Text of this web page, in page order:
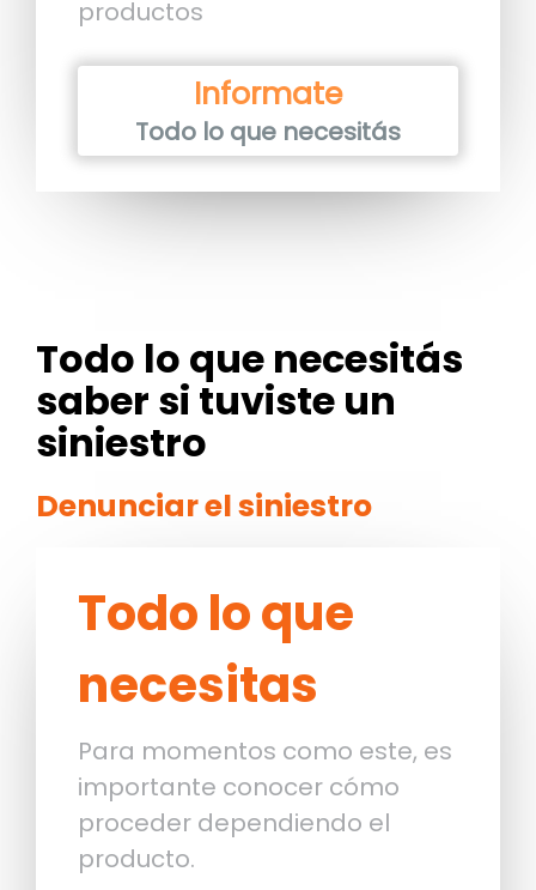
productos
Informate
Todo lo que necesitás
Todo lo que necesitás
saber si tuviste un
siniestro
Denunciar el siniestro
Todo lo que
necesitas
Para momentos como este, es
importante conocer cómo
proceder dependiendo el
producto.